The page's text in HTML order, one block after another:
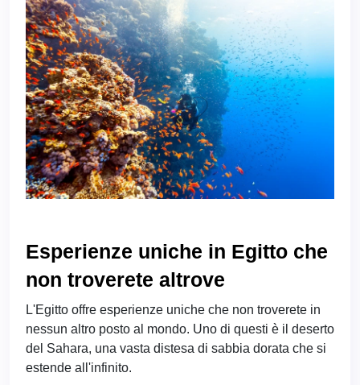
Esperienze uniche in Egitto che
non troverete altrove
L'Egitto offre esperienze uniche che non troverete in
nessun altro posto al mondo. Uno di questi è il deserto
del Sahara, una vasta distesa di sabbia dorata che si
estende all'infinito.